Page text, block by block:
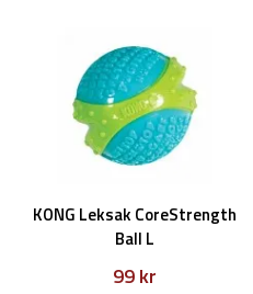
KONG Leksak CoreStrength
Ball L
99 kr